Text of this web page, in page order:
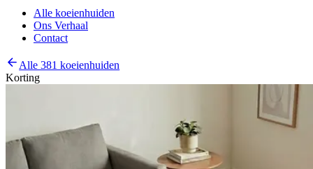
Alle koeienhuiden
Ons Verhaal
Contact
Alle 381 koeienhuiden
Korting